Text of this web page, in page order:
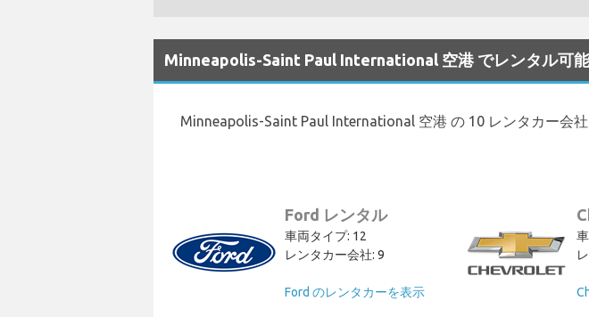
Minneapolis-Saint Paul International 空港 でレンタル可
Minneapolis-Saint Paul International 空港 の 10 レンタカー会
Ford レンタル
車両タイプ: 12
レンタカー会社: 9
Ford のレンタカーを表示